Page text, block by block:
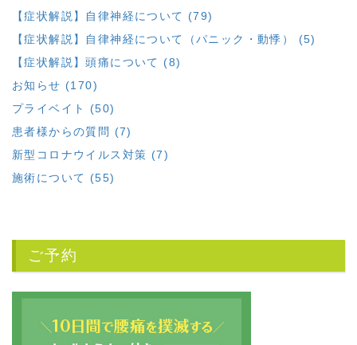
【症状解説】自律神経について (79)
【症状解説】自律神経について（パニック・動悸） (5)
【症状解説】頭痛について (8)
お知らせ (170)
プライベイト (50)
患者様からの質問 (7)
新型コロナウイルス対策 (7)
施術について (55)
ご予約